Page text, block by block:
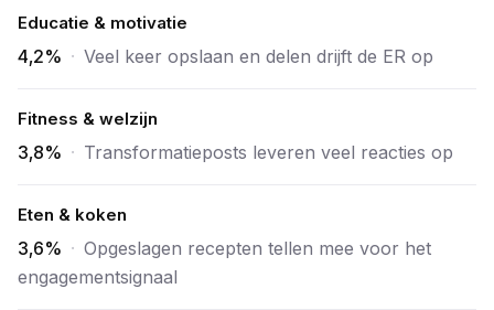
Educatie & motivatie
4,2% · Veel keer opslaan en delen drijft de ER op
Fitness & welzijn
3,8% · Transformatieposts leveren veel reacties op
Eten & koken
3,6% · Opgeslagen recepten tellen mee voor het
engagementsignaal